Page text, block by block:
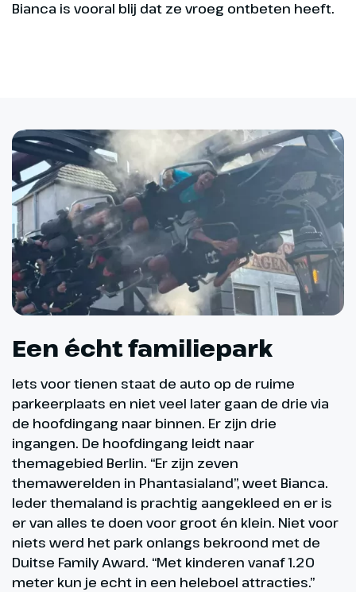
Bianca is vooral blij dat ze vroeg ontbeten heeft.
Een écht familiepark
Iets voor tienen staat de auto op de ruime
parkeerplaats en niet veel later gaan de drie via
de hoofdingang naar binnen. Er zijn drie
ingangen. De hoofdingang leidt naar
themagebied Berlin. “Er zijn zeven
themawerelden in Phantasialand”, weet Bianca.
Ieder themaland is prachtig aangekleed en er is
er van alles te doen voor groot én klein. Niet voor
niets werd het park onlangs bekroond met de
Duitse Family Award. “Met kinderen vanaf 1.20
meter kun je echt in een heleboel attracties.”